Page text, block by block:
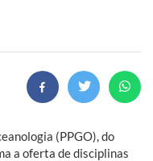
(PPGO), do
a oferta de disciplinas